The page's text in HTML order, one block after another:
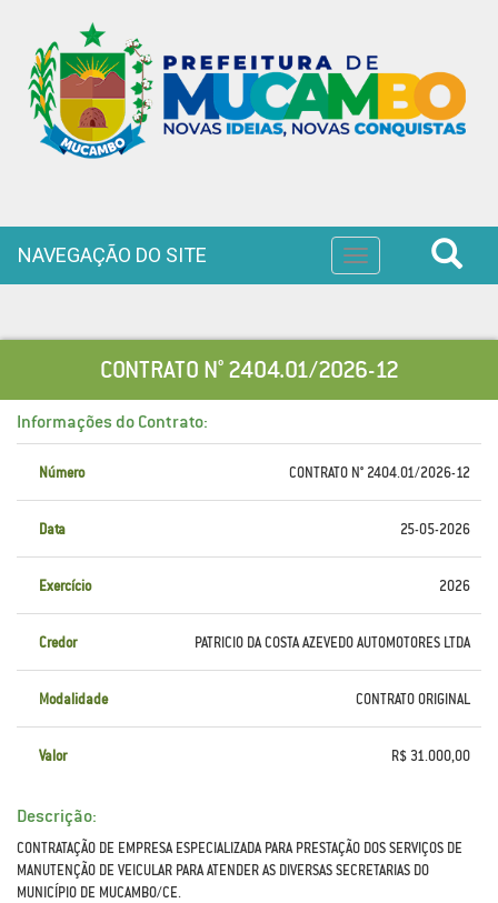
Toggle
navigation
NAVEGAÇÃO DO SITE
CONTRATO N° 2404.01/2026-12
Informações do Contrato:
Número CONTRATO N° 2404.01/2026-12
Data 25-05-2026
Exercício 2026
Credor PATRICIO DA COSTA AZEVEDO AUTOMOTORES LTDA
Modalidade CONTRATO ORIGINAL
Valor R$ 31.000,00
Descrição:
CONTRATAÇÃO DE EMPRESA ESPECIALIZADA PARA PRESTAÇÃO DOS SERVIÇOS DE
MANUTENÇÃO DE VEICULAR PARA ATENDER AS DIVERSAS SECRETARIAS DO
MUNICÍPIO DE MUCAMBO/CE.